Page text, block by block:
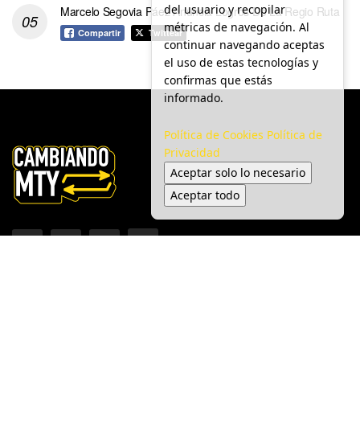
Marcelo Segovia Páez Anuncia Logros De La Regio Ruta
Compartir Twittear
del usuario y recopilar
métricas de navegación. Al
continuar navegando aceptas
el uso de estas tecnologías y
confirmas que estás
informado.
Política de Cookies Política de
Privacidad
Aceptar solo lo necesario
Aceptar todo